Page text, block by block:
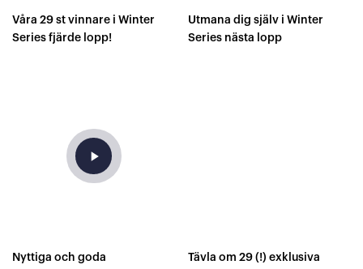
Våra 29 st vinnare i Winter
Series fjärde lopp!
Utmana dig själv i Winter
Series nästa lopp
play_arrow
Nyttiga och goda
Tävla om 29 (!) exklusiva